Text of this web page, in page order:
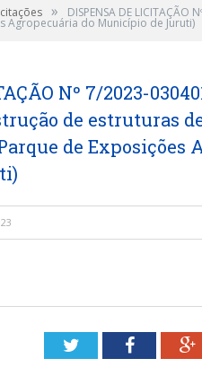
» DISPENSA DE
Agropecuária do Município de Juruti)
Nº 7/2023-
de estruturas
de Exposições
TwitterFacebook